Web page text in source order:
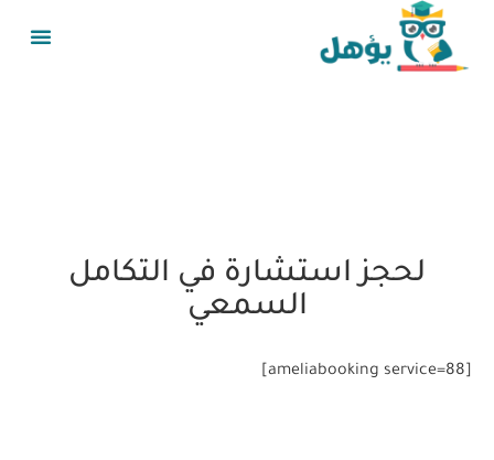
لحجز استشارة في التكامل
السمعي
[ameliabooking service=88]